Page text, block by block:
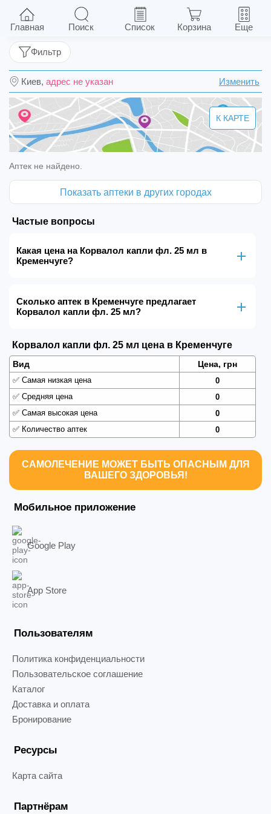
Корвалол капли фл. 25 мл
Киев, адрес не указан Изменить
Фильтр
К КАРТЕ
Аптек не найдено.
Показать аптеки в других городах
Частые вопросы
Какая цена на Корвалол капли фл. 25 мл в
Кременчуге?
Сколько аптек в Кременчуге предлагает
Корвалол капли фл. 25 мл?
Корвалол капли фл. 25 мл цена в Кременчуге
Вид Цена, грн
✅ Самая низкая цена
0
✅ Средняя цена
0
✅ Самая высокая цена
0
✅ Количество аптек 0
САМОЛЕЧЕНИЕ МОЖЕТ БЫТЬ ОПАСНЫМ ДЛЯ
ВАШЕГО ЗДОРОВЬЯ!
Мобильное приложение
Google Play
App Store
Пользователям
Политика конфиденциальности
Пользовательское соглашение
Каталог
Доставка и оплата
Бронирование
Ресурсы
Карта сайта
Партнёрам
Главная Поиск Список Корзина Еще